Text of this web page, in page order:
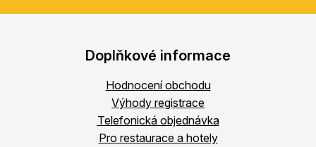
Doplňkové informace
Hodnocení obchodu
Výhody registrace
Telefonická objednávka
Pro restaurace a hotely